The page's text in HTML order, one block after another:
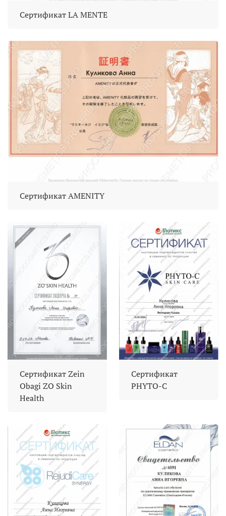
Сертификат LA MENTE
Сертификат AMENITY
Сертификат Zein
Obagi ZO Skin
Health
Сертификат
PHYTO-C